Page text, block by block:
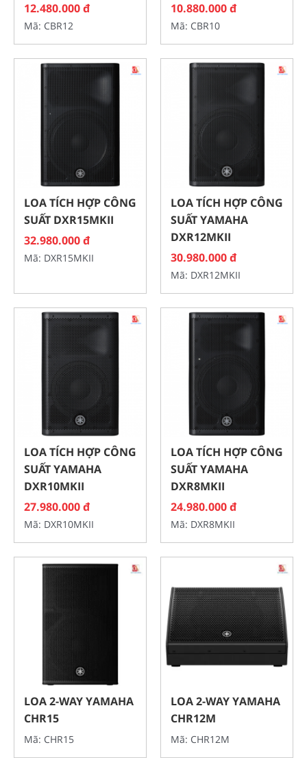
12.480.000 đ
Mã: CBR12
10.880.000 đ
Mã: CBR10
LOA TÍCH HỢP CÔNG
SUẤT DXR15MKII
32.980.000 đ
Mã: DXR15MKII
LOA TÍCH HỢP CÔNG
SUẤT YAMAHA
DXR12MKII
30.980.000 đ
Mã: DXR12MKII
LOA TÍCH HỢP CÔNG
SUẤT YAMAHA
DXR10MKII
27.980.000 đ
Mã: DXR10MKII
LOA TÍCH HỢP CÔNG
SUẤT YAMAHA
DXR8MKII
24.980.000 đ
Mã: DXR8MKII
LOA 2-WAY YAMAHA
CHR15
Mã: CHR15
LOA 2-WAY YAMAHA
CHR12M
Mã: CHR12M